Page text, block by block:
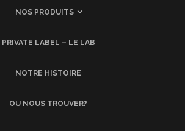
NOS PRODUITS
PRIVATE LABEL – LE LAB
NOTRE HISTOIRE
OU NOUS TROUVER?